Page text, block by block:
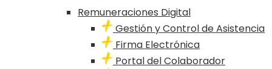
Remuneraciones Digital
Gestión y Control de Asistencia
Firma Electrónica
Portal del Colaborador